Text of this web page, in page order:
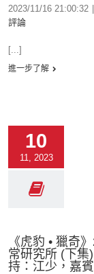
2023/11/16 21:00:32
評論
[...]
進一步了解
10
11, 2023
《虎豹 • 獵奇
常研究所 (下集
持：江少，嘉